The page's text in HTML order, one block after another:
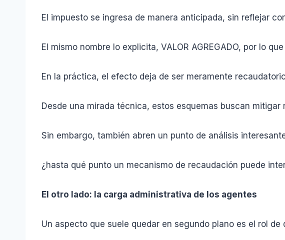
El impuesto se ingresa de manera anticipada, sin reflejar
El mismo nombre lo explicita, VALOR AGREGADO, por lo
En la práctica, el efecto deja de ser meramente
Desde una mirada técnica, estos esquemas buscan
Sin embargo, también abren un punto de análisis
¿hasta qué punto un mecanismo de recaudación puede
El otro lado: la carga administrativa de los agentes
Un aspecto que suele quedar en segundo plano es el rol